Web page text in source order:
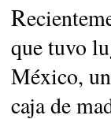
R
que tuvo
México,
caja de